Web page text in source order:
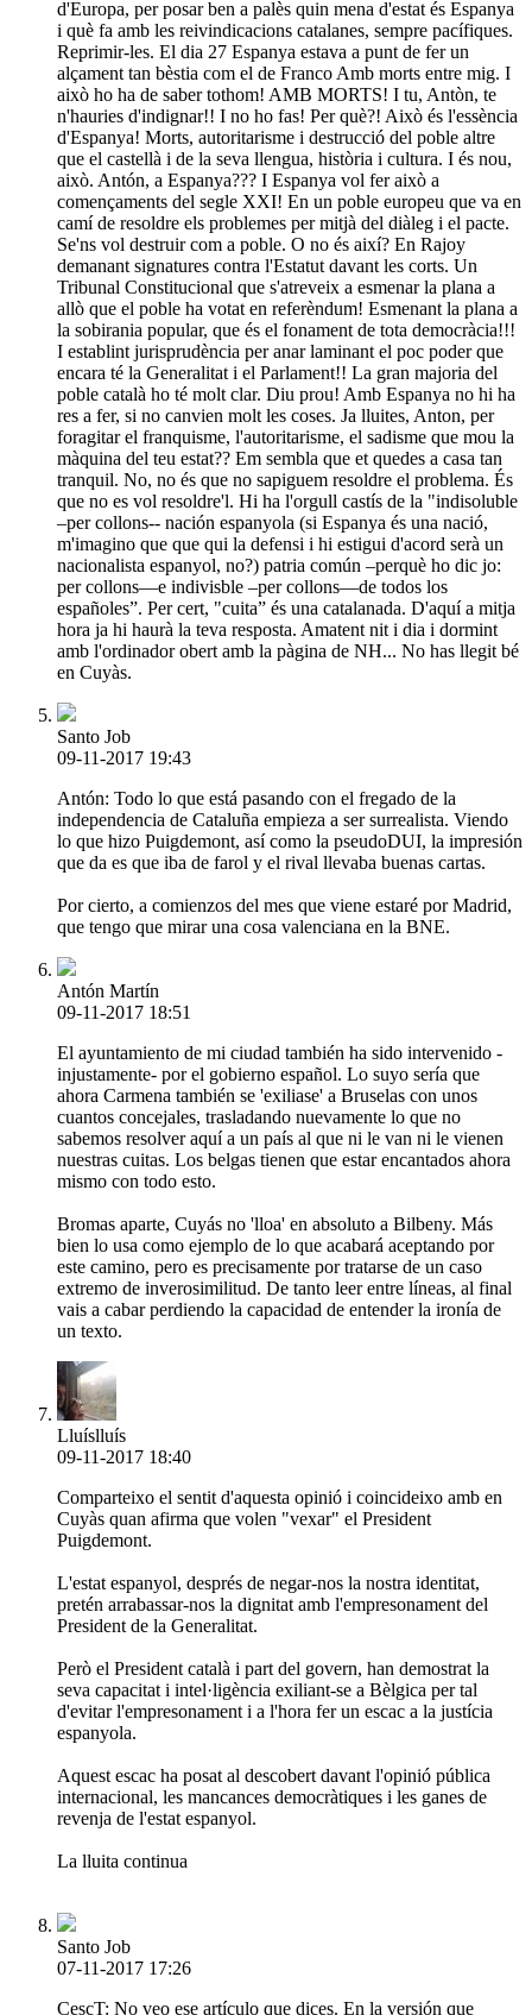
d'Europa, per posar ben a palès quin mena d'estat és Espanya
i què fa amb les reivindicacions catalanes, sempre pacífiques.
Reprimir-les. El dia 27 Espanya estava a punt de fer un
alçament tan bèstia com el de Franco Amb morts entre mig. I
això ho ha de saber tothom! AMB MORTS! I tu, Antòn, te
n'hauries d'indignar!! I no ho fas! Per què?! Això és l'essència
d'Espanya! Morts, autoritarisme i destrucció del poble altre
que el castellà i de la seva llengua, història i cultura. I és nou,
això. Antón, a Espanya??? I Espanya vol fer això a
començaments del segle XXI! En un poble europeu que va en
camí de resoldre els problemes per mitjà del diàleg i el pacte.
Se'ns vol destruir com a poble. O no és així? En Rajoy
demanant signatures contra l'Estatut davant les corts. Un
Tribunal Constitucional que s'atreveix a esmenar la plana a
allò que el poble ha votat en referèndum! Esmenant la plana a
la sobirania popular, que és el fonament de tota democràcia!!!
I establint jurisprudència per anar laminant el poc poder que
encara té la Generalitat i el Parlament!! La gran majoria del
poble català ho té molt clar. Diu prou! Amb Espanya no hi ha
res a fer, si no canvien molt les coses. Ja lluites, Anton, per
foragitar el franquisme, l'autoritarisme, el sadisme que mou la
màquina del teu estat?? Em sembla que et quedes a casa tan
tranquil. No, no és que no sapiguem resoldre el problema. És
que no es vol resoldre'l. Hi ha l'orgull castís de la "indisoluble
–per collons-- nación espanyola (si Espanya és una nació,
m'imagino que que qui la defensi i hi estigui d'acord serà un
nacionalista espanyol, no?) patria común –perquè ho dic jo:
per collons—e indivisble –per collons—de todos los
españoles”. Per cert, "cuita” és una catalanada. D'aquí a mitja
hora ja hi haurà la teva resposta. Amatent nit i dia i dormint
amb l'ordinador obert amb la pàgina de NH... No has llegit bé
en Cuyàs.
Santo Job
09-11-2017 19:43
Antón: Todo lo que está pasando con el fregado de la
independencia de Cataluña empieza a ser surrealista. Viendo
lo que hizo Puigdemont, así como la pseudoDUI, la impresión
que da es que iba de farol y el rival llevaba buenas cartas.
Por cierto, a comienzos del mes que viene estaré por Madrid,
que tengo que mirar una cosa valenciana en la BNE.
Antón Martín
09-11-2017 18:51
El ayuntamiento de mi ciudad también ha sido intervenido -
injustamente- por el gobierno español. Lo suyo sería que
ahora Carmena también se 'exiliase' a Bruselas con unos
cuantos concejales, trasladando nuevamente lo que no
sabemos resolver aquí a un país al que ni le van ni le vienen
nuestras cuitas. Los belgas tienen que estar encantados ahora
mismo con todo esto.
Bromas aparte, Cuyás no 'lloa' en absoluto a Bilbeny. Más
bien lo usa como ejemplo de lo que acabará aceptando por
este camino, pero es precisamente por tratarse de un caso
extremo de inverosimilitud. De tanto leer entre líneas, al final
vais a cabar perdiendo la capacidad de entender la ironía de
un texto.
Lluíslluís
09-11-2017 18:40
Comparteixo el sentit d'aquesta opinió i coincideixo amb en
Cuyàs quan afirma que volen "vexar" el President
Puigdemont.
L'estat espanyol, després de negar-nos la nostra identitat,
pretén arrabassar-nos la dignitat amb l'empresonament del
President de la Generalitat.
Però el President català i part del govern, han demostrat la
seva capacitat i intel·ligència exiliant-se a Bèlgica per tal
d'evitar l'empresonament i a l'hora fer un escac a la justícia
espanyola.
Aquest escac ha posat al descobert davant l'opinió pública
internacional, les mancances democràtiques i les ganes de
revenja de l'estat espanyol.
La lluita continua
Santo Job
07-11-2017 17:26
CescT: No veo ese artículo que dices. En la versión que